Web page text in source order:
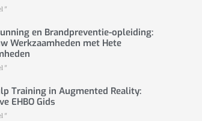
"
en Brandpreventie-opleiding:
Werkzaamheden met Hete
"
Training in Augmented Reality:
EHBO Gids
"